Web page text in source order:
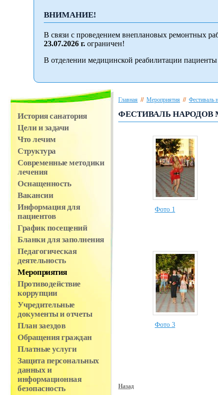
ВНИМАНИЕ!
В связи с проведением внеплановых ремонтных
23.07.2026 г. ограничен!
В отделении медицинской реабилитации
История санатория
Цели и задачи
Что лечим
Структура
Современные методики
лечения
Оснащенность
Вакансии
Информация для
пациентов
График посещений
Бланки для заполнения
Педагогическая
деятельность
Мероприятия
Противодействие
коррупции
Учредительные
документы и отчеты
План заездов
Обращения граждан
Платные услуги
Защита персональных
данных и
информационная
безопасность
Главная // Мероприятия // Фестиваль
ФЕСТИВАЛЬ НАРОДОВ
Фото 1
Фото 3
Назад